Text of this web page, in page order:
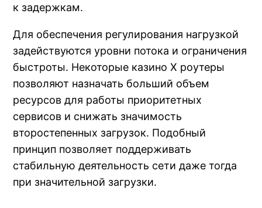
к задержкам.
Для обеспечения регулирования нагрузкой
задействуются уровни потока и ограничения
быстроты. Некоторые казино Х роутеры
позволяют назначать больший объем
ресурсов для работы приоритетных
сервисов и снижать значимость
второстепенных загрузок. Подобный
принцип позволяет поддерживать
стабильную деятельность сети даже тогда
при значительной загрузки.